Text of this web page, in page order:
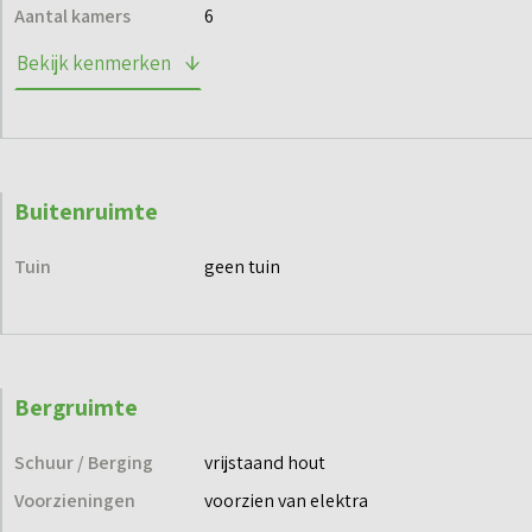
via de projectwebsite en blijf op de hoogte.
Aantal kamers 6
Bekijk kenmerken
Buitenruimte
Tuin geen tuin
Bergruimte
Schuur / Berging
vrijstaand hout
Voorzieningen
voorzien van elektra